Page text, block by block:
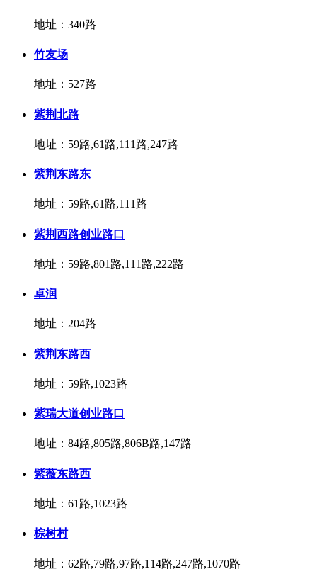
地址：340路
竹友场
地址：527路
紫荆北路
地址：59路,61路,111路,247路
紫荆东路东
地址：59路,61路,111路
紫荆西路创业路口
地址：59路,801路,111路,222路
卓润
地址：204路
紫荆东路西
地址：59路,1023路
紫瑞大道创业路口
地址：84路,805路,806B路,147路
紫薇东路西
地址：61路,1023路
棕树村
地址：62路,79路,97路,114路,247路,1070路